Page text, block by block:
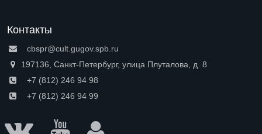
Контакты
cbspr@cult.gugov.spb.ru
197136, Санкт-Петербург, улица Плуталова, д. 8
+7 (812) 246 94 98
+7 (812) 246 94 99